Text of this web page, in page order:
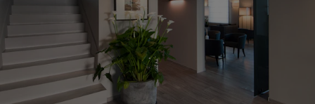
Vieni a trovarci
Servizi al cliente